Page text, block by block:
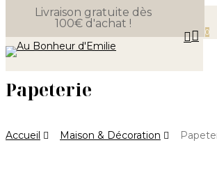
main
content
Livraison gratuite dès
100€ d'achat !
search
0
Papeterie
Accueil Maison & Décoration